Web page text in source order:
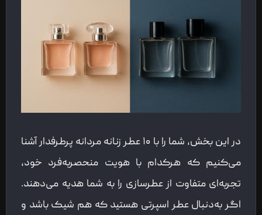
در این بخش، شما را با ۱۰ عطر زنانه مردانه پرطرفدار آشنا
می‌کنیم که هرکدام با هویت منحصربه‌فرد خود،
تجربه‌ای متفاوت از عطرسازی را به شما هدیه می‌دهند.
اگر به‌دنبال عطر اسپرتی هستید که هم شیک باشد و